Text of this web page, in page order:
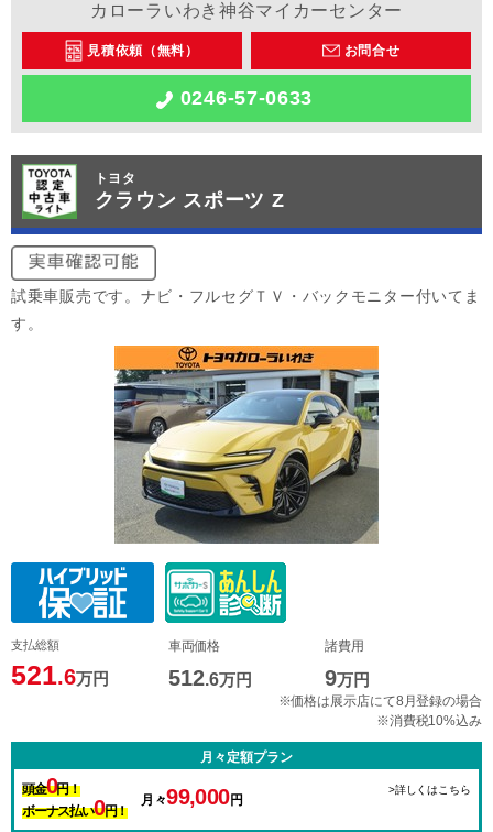
カローラいわき神谷マイカーセンター
見積依頼（無料） お問合せ
0246-57-0633
トヨタ
クラウン スポーツ Z
試乗車販売です。ナビ・フルセグＴＶ・バックモニター付いてま
す。
支払総額
521.6万円
車両価格
512.6万円
諸費用
9万円
※価格は展示店にて8月登録の場合
※消費税10%込み
月々定額プラン
頭金0円！
ボーナス払い0円！
月々99,000円
>詳しくはこちら